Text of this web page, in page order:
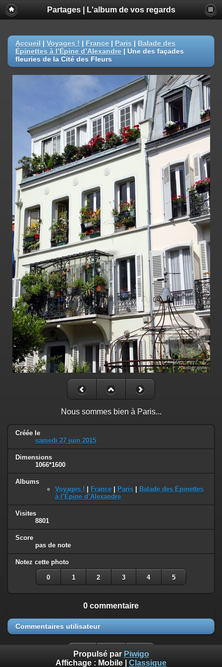
Partages | L'album de vos regards
Accueil | Voyages ! | France | Paris | Balade des
Épinettes à l’Épine d’Alexandre | Une des façades
fleuries de la Cité des Fleurs
Nous sommes bien à Paris...
Créée le
samedi 27 juin 2015
Dimensions
1066*1600
Albums
Voyages !
France Paris
Balade des Épinettes
à l’Épine d’Alexandre
Visites
8801
Score
pas de note
Notez cette photo
0 1 2 3 4 5
0 commentaire
Commentaires utilisateur
Propulsé par Piwigo
Affichage : Mobile Classique